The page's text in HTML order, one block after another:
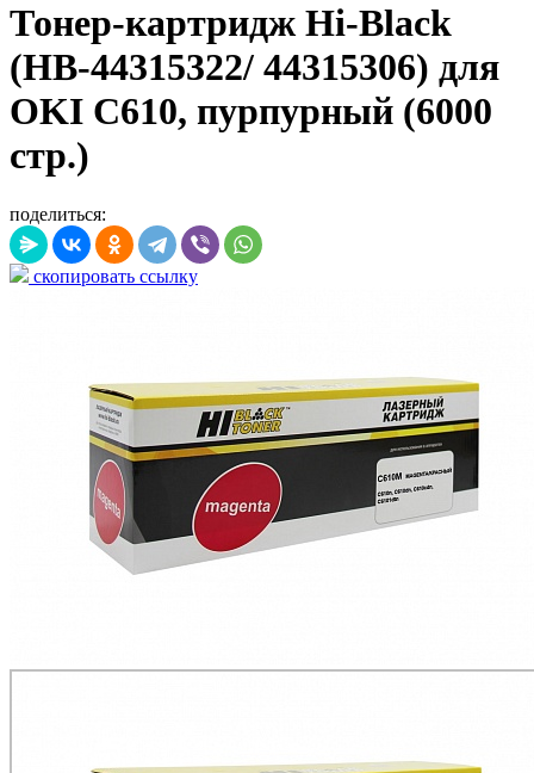
Тонер-картридж Hi-Black
(HB-44315322/ 44315306) для
OKI C610, пурпурный (6000
стр.)
поделиться:
скопировать ссылку